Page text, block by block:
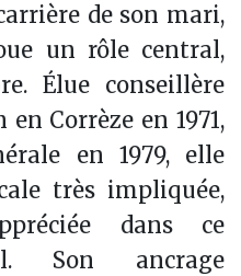
de son mari,
un rôle central,
Élue conseillère
Corrèze en 1971,
en 1979, elle
très impliquée,
dans ce
Son ancrage